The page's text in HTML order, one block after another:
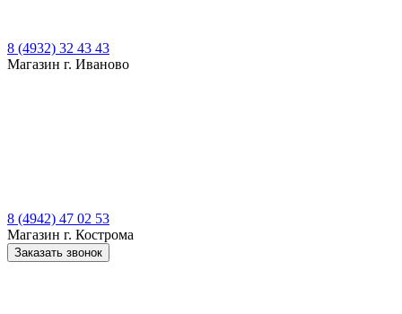
8 (4932) 32 43 43
Магазин г. Иваново
8 (4942) 47 02 53
Магазин г. Кострома
Заказать звонок